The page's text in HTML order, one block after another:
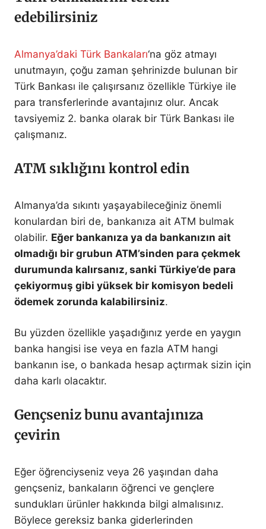
edebilirsiniz
Almanya’daki Türk Bankaları‘na göz atmayı
unutmayın, çoğu zaman şehrinizde bulunan bir
Türk Bankası ile çalışırsanız özellikle Türkiye ile
para transferlerinde avantajınız olur. Ancak
tavsiyemiz 2. banka olarak bir Türk Bankası ile
çalışmanız.
ATM sıklığını kontrol edin
Almanya’da sıkıntı yaşayabileceğiniz önemli
konulardan biri de, bankanıza ait ATM bulmak
olabilir. Eğer bankanıza ya da bankanızın ait
olmadığı bir grubun ATM’sinden para çekmek
durumunda kalırsanız, sanki Türkiye’de para
çekiyormuş gibi yüksek bir komisyon bedeli
ödemek zorunda kalabilirsiniz.
Bu yüzden özellikle yaşadığınız yerde en yaygın
banka hangisi ise veya en fazla ATM hangi
bankanın ise, o bankada hesap açtırmak sizin için
daha karlı olacaktır.
Gençseniz bunu avantajınıza
çevirin
Eğer öğrenciyseniz veya 26 yaşından daha
gençseniz, bankaların öğrenci ve gençlere
sundukları ürünler hakkında bilgi almalısınız.
Böylece gereksiz banka giderlerinden